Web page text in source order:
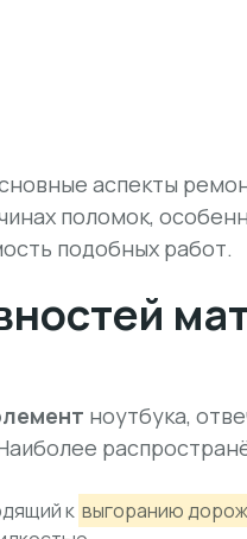
аспекты
поломок,
подобных работ.
ноутбука,
к выгоранию